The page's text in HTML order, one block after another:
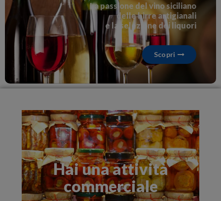
La passione del vino siciliano
delle birre artigianali
e la selezione dei liquori
Scopri
Hai una attività
commerciale